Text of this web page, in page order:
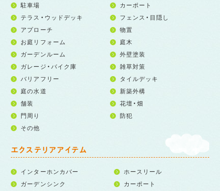
駐車場
カーポート
テラス・ウッドデッキ
フェンス・目隠し
アプローチ
物置
お庭リフォーム
庭木
ガーデンルーム
外壁塗装
ガレージ・バイク庫
雑草対策
バリアフリー
タイルデッキ
庭の水道
新築外構
舗装
花壇・畑
門周り
防犯
その他
エクステリアアイテム
インターホンカバー
ホースリール
ガーデンシンク
カーポート